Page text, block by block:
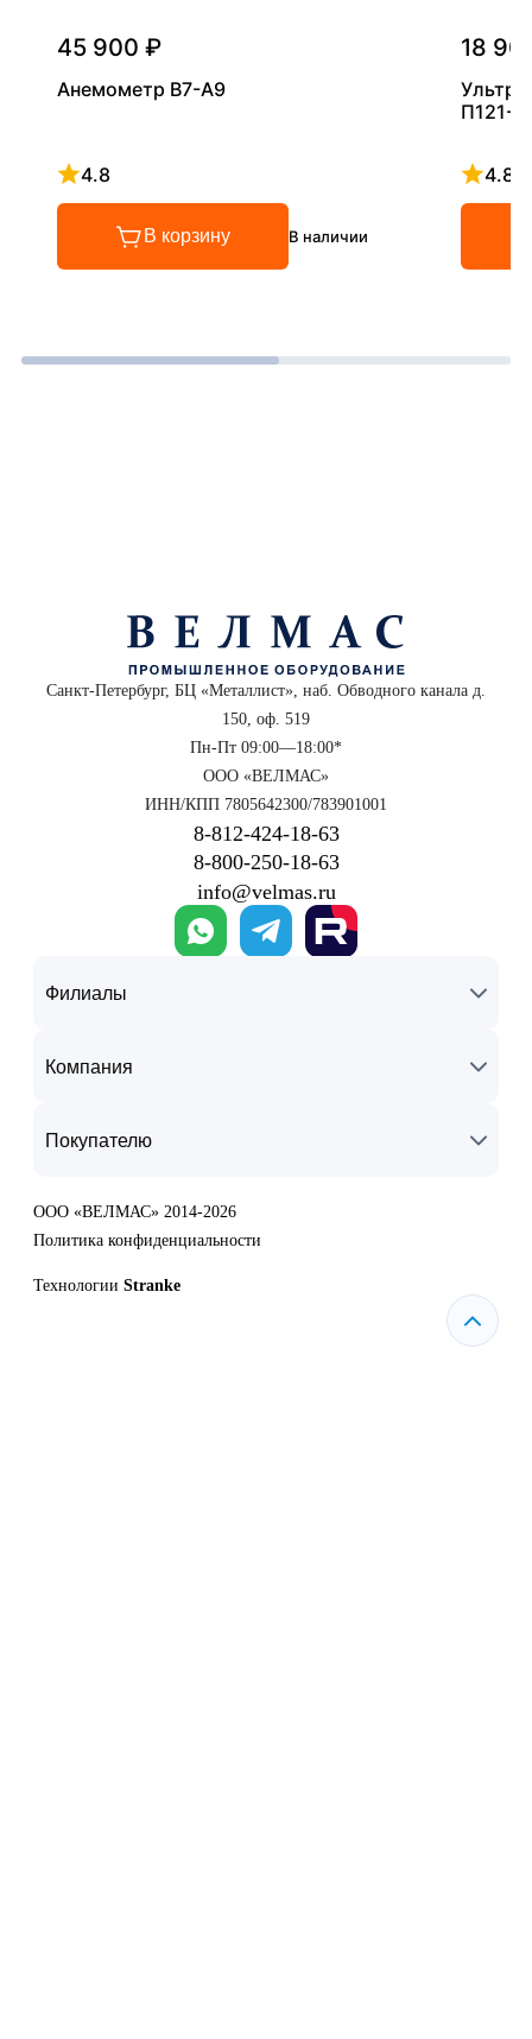
45 900 ₽
Анемометр В7-А9
4.8
Рейтинг 4.8 из 5
В корзину В наличии
18
П121-
4.8
Санкт-Петербург, БЦ «Металлист», наб. Обводного канала д.
150, оф. 519
Пн-Пт 09:00—18:00*
ООО «ВЕЛМАС»
ИНН/КПП 7805642300/783901001
8‑812‑424‑18‑63
8‑800‑250‑18‑63
info@velmas.ru
Филиалы
Компания
Покупателю
ООО «ВЕЛМАС» 2014-2026
Политика конфиденциальности
Технологии Stranke